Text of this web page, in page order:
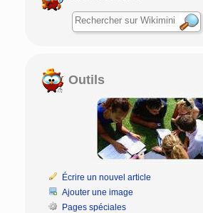
Outils
Écrire un nouvel article
Ajouter une image
Pages spéciales